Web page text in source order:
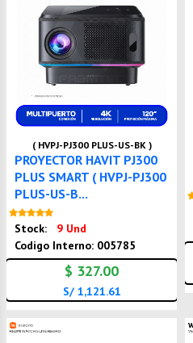
( HVPJ-PJ300 PLUS-US-BK )
PROYECTOR HAVIT PJ300
PLUS SMART ( HVPJ-PJ300
PLUS-US-B...
Stock:
9 Und
Codigo Interno: 005785
$ 327.00
S/ 1,121.61